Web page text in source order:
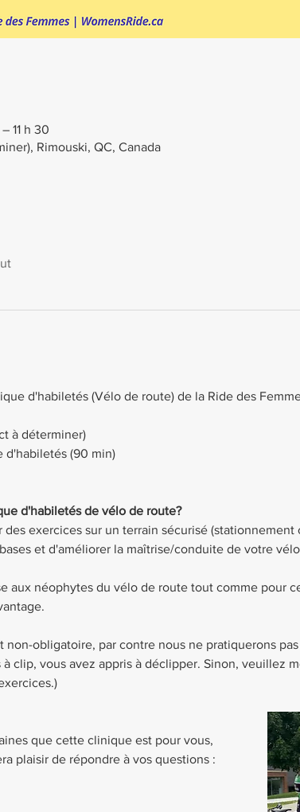
11 h 30
Rimouski, QC, Canada
d'habiletés (Vélo de route) de la Ride des
à déterminer)
d'habiletés (90 min)
d'habiletés de vélo de route?
des exercices sur un terrain sécurisé
et d'améliorer la maîtrise/conduite de votre
aux néophytes du vélo de route tout comme pour
non-obligatoire, par contre nous ne pratiquerons
clip, vous avez appris à déclipper. Sinon, veuillez
que cette clinique est pour vous,
plaisir de répondre à vos questions :